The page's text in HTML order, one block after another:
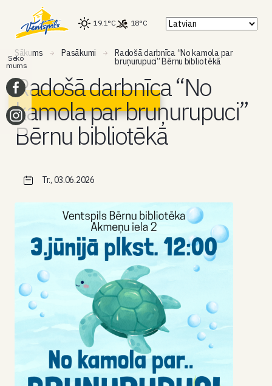
19.1°C 18°C
Sākums Pasākumi Radošā darbnīca “No kamola par
bruņurupuci” Bērnu bibliotēkā
Radošā darbnīca “No
kamola par bruņurupuci”
Bērnu bibliotēkā
Tr., 03.06.2026
Seko
mums